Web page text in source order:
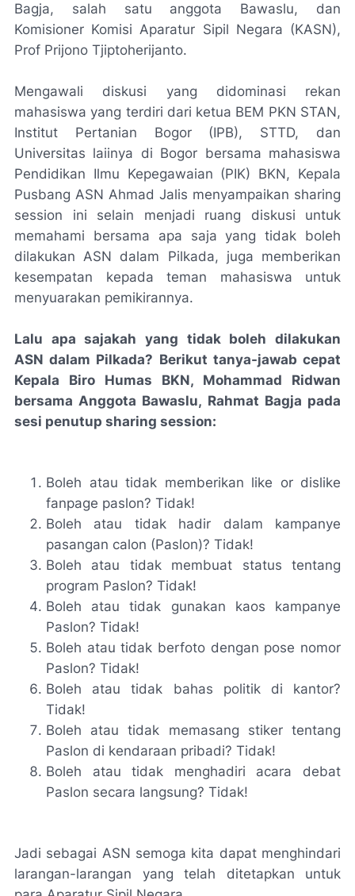
Bagja, salah satu anggota Bawaslu, dan
Komisioner Komisi Aparatur Sipil Negara (KASN),
Prof Prijono Tjiptoherijanto.
Mengawali diskusi yang didominasi rekan
mahasiswa yang terdiri dari ketua BEM PKN STAN,
Institut Pertanian Bogor (IPB), STTD, dan
Universitas laiinya di Bogor bersama mahasiswa
Pendidikan Ilmu Kepegawaian (PIK) BKN, Kepala
Pusbang ASN Ahmad Jalis menyampaikan sharing
session ini selain menjadi ruang diskusi untuk
memahami bersama apa saja yang tidak boleh
dilakukan ASN dalam Pilkada, juga memberikan
kesempatan kepada teman mahasiswa untuk
menyuarakan pemikirannya.
Lalu apa sajakah yang tidak boleh dilakukan
ASN dalam Pilkada? Berikut tanya-jawab cepat
Kepala Biro Humas BKN, Mohammad Ridwan
bersama Anggota Bawaslu, Rahmat Bagja pada
sesi penutup sharing session:
Boleh atau tidak memberikan like or dislike
fanpage paslon? Tidak!
Boleh atau tidak hadir dalam kampanye
pasangan calon (Paslon)? Tidak!
Boleh atau tidak membuat status tentang
program Paslon? Tidak!
Boleh atau tidak gunakan kaos kampanye
Paslon? Tidak!
Boleh atau tidak berfoto dengan pose nomor
Paslon? Tidak!
Boleh atau tidak bahas politik di kantor?
Tidak!
Boleh atau tidak memasang stiker tentang
Paslon di kendaraan pribadi? Tidak!
Boleh atau tidak menghadiri acara debat
Paslon secara langsung? Tidak!
Jadi sebagai ASN semoga kita dapat menghindari
larangan-larangan yang telah ditetapkan untuk